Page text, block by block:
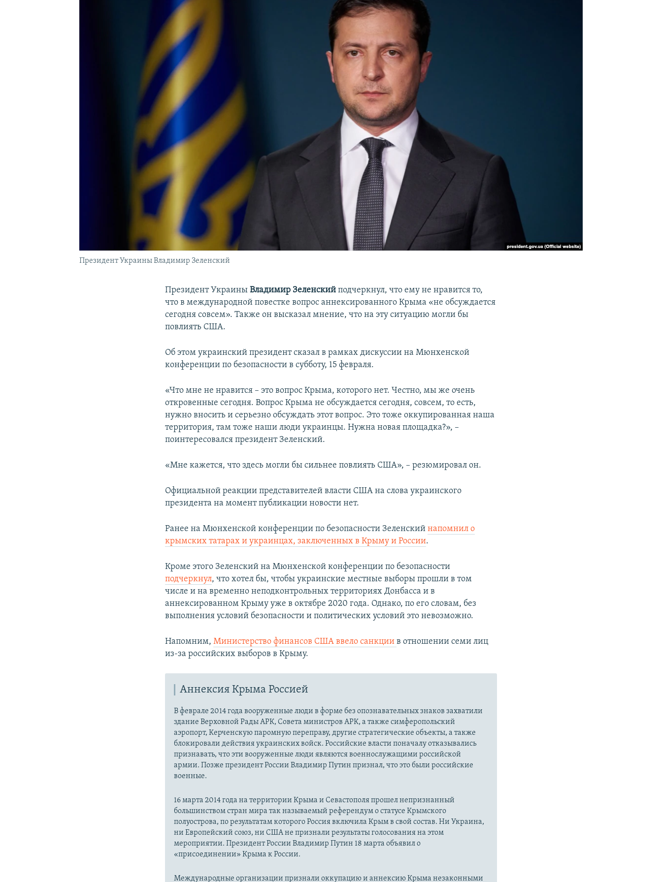
Президент Украины Владимир Зеленский
Президент УкраиныВладимир Зеленский подчеркнул, что ему не нравится то,
что в международной повестке вопрос аннексированного Крыма «не обсуждается
сегодня совсем». Также он высказал мнение, что на эту ситуацию могли бы
повлиять США.
Об этом украинский президент сказал в рамках дискуссии на Мюнхенской
конференции по безопасности в субботу, 15 февраля.
«Что мне не нравится – это вопрос Крыма, которого нет. Честно, мы же очень
откровенные сегодня. Вопрос Крыма не обсуждается сегодня, совсем, то есть,
нужно вносить и серьезно обсуждать этот вопрос. Это тоже оккупированная наша
территория, там тоже наши люди украинцы. Нужна новая площадка?», –
поинтересовался президент Зеленский.
«Мне кажется, что здесь могли бы сильнее повлиять США», – резюмировал он.
Официальной реакции представителей власти США на слова украинского
президента на момент публикации новости нет.
Ранее на Мюнхенской конференции по безопасности Зеленскийнапомнил о
крымских татарах и украинцах, заключенных в Крыму и России.
Кроме этого Зеленский на Мюнхенской конференции по безопасности
подчеркнул, что хотел бы, чтобы украинские местные выборы прошли в том
числе и на временно неподконтрольных территориях Донбасса и в
аннексированном Крыму уже в октябре 2020 года. Однако, по его словам, без
выполнения условий безопасности и политических условий это невозможно.
Напомним,Министерство финансов США ввело санкции в отношении семи лиц
из-за российских выборов в Крыму.
Аннексия Крыма Россией
В феврале 2014 года вооруженные люди в форме без опознавательных знаков захватили
здание Верховной Рады АРК, Совета министров АРК, а также симферопольский
аэропорт, Керченскую паромную переправу, другие стратегические объекты, а также
блокировали действия украинских войск. Российские власти поначалу отказывались
признавать, что эти вооруженные люди являются военнослужащими российской
армии. Позже президент России Владимир Путин признал, что это были российские
военные.
16 марта 2014 года на территории Крыма и Севастополя прошел непризнанный
большинством стран мира так называемый референдум о статусе Крымского
полуострова, по результатам которого Россия включила Крым в свой состав. Ни Украина,
ни Европейский союз, ни США не признали результаты голосования на этом
мероприятии. Президент России Владимир Путин 18 марта объявил о
«присоединении» Крыма к России.
Международные организации признали оккупацию и аннексию Крыма незаконными